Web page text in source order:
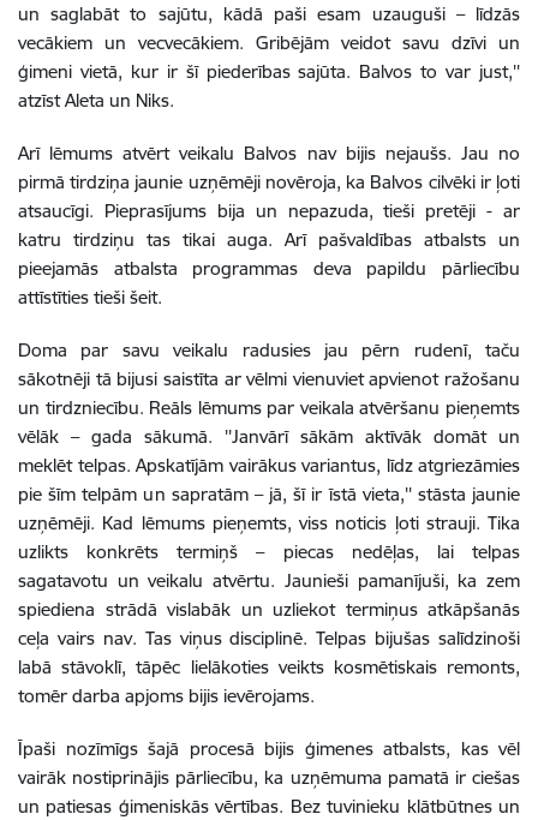
un saglabāt to sajūtu, kādā paši esam uzauguši – līdzās
vecākiem un vecvecākiem. Gribējām veidot savu dzīvi un
ģimeni vietā, kur ir šī piederības sajūta. Balvos to var just,''
atzīst Aleta un Niks.
Arī lēmums atvērt veikalu Balvos nav bijis nejaušs. Jau no
pirmā tirdziņa jaunie uzņēmēji novēroja, ka Balvos cilvēki ir ļoti
atsaucīgi. Pieprasījums bija un nepazuda, tieši pretēji - ar
katru tirdziņu tas tikai auga. Arī pašvaldības atbalsts un
pieejamās atbalsta programmas deva papildu pārliecību
attīstīties tieši šeit.
Doma par savu veikalu radusies jau pērn rudenī, taču
sākotnēji tā bijusi saistīta ar vēlmi vienuviet apvienot ražošanu
un tirdzniecību. Reāls lēmums par veikala atvēršanu pieņemts
vēlāk – gada sākumā. ''Janvārī sākām aktīvāk domāt un
meklēt telpas. Apskatījām vairākus variantus, līdz atgriezāmies
pie šīm telpām un sapratām – jā, šī ir īstā vieta,'' stāsta jaunie
uzņēmēji. Kad lēmums pieņemts, viss noticis ļoti strauji. Tika
uzlikts konkrēts termiņš – piecas nedēļas, lai telpas
sagatavotu un veikalu atvērtu. Jaunieši pamanījuši, ka zem
spiediena strādā vislabāk un uzliekot termiņus atkāpšanās
ceļa vairs nav. Tas viņus disciplinē. Telpas bijušas salīdzinoši
labā stāvoklī, tāpēc lielākoties veikts kosmētiskais remonts,
tomēr darba apjoms bijis ievērojams.
Īpaši nozīmīgs šajā procesā bijis ģimenes atbalsts, kas vēl
vairāk nostiprinājis pārliecību, ka uzņēmuma pamatā ir ciešas
un patiesas ģimeniskās vērtības. Bez tuvinieku klātbūtnes un